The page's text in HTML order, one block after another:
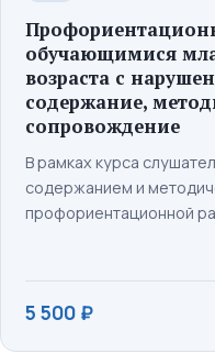
обучающимися
возраста с
содержание,
сопровождение
В рамках курса
содержанием и
профориентационной
школьного возраста с
трудовой деятельности
5 500 ₽